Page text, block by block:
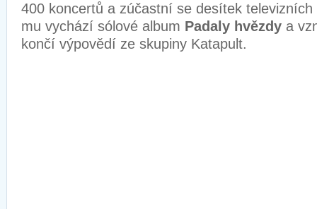
400 koncertů a zúčastní se desítek
mu vychází sólové album Padaly hvězdy a
končí výpovědí ze skupiny Katapult.